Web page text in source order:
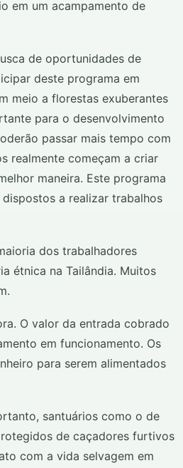
em um acampamento de
de oportunidades de
deste programa em
meio a florestas exuberantes
para o desenvolvimento
passar mais tempo com
realmente começam a criar
maneira. Este programa
a realizar trabalhos
dos trabalhadores
étnica na Tailândia. Muitos
O valor da entrada cobrado
em funcionamento. Os
para serem alimentados
santuários como o de
de caçadores furtivos
com a vida selvagem em